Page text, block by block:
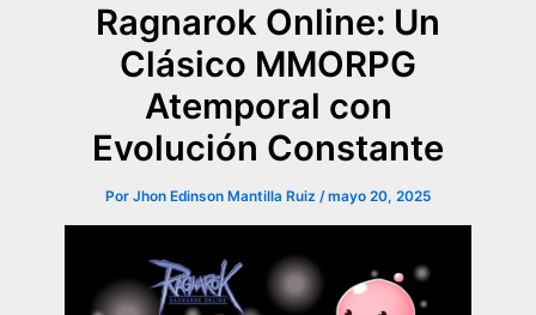
Ragnarok Online: Un
Clásico MMORPG
Atemporal con
Evolución Constante
Por Jhon Edinson Mantilla Ruiz /mayo 20, 2025